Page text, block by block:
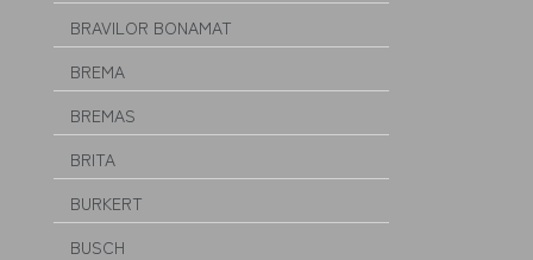
BRAVILOR BONAMAT
BREMA
BREMAS
BRITA
BURKERT
BUSCH